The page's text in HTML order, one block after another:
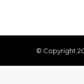
© Copyright